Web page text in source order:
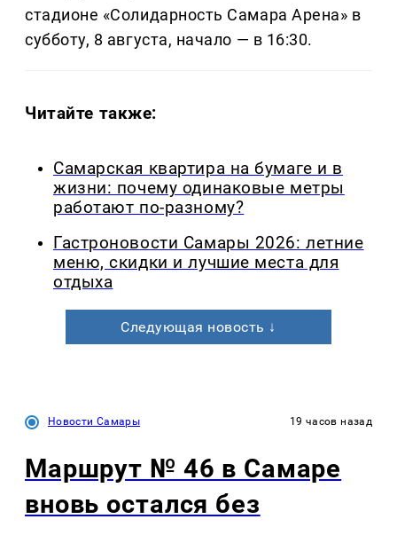
стадионе «Солидарность Самара Арена» в
субботу, 8 августа, начало — в 16:30.
Читайте также:
Самарская квартира на бумаге и в
жизни: почему одинаковые метры
работают по-разному?
Гастроновости Самары 2026: летние
меню, скидки и лучшие места для
отдыха
Следующая новость ↓
Новости Самары 19 часов назад
Маршрут № 46 в Самаре
вновь остался без